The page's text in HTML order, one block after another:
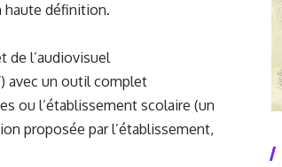
haute définition.
de l’audiovisuel
avec un outil complet
ou l’établissement scolaire (un
proposée par l’établissement,